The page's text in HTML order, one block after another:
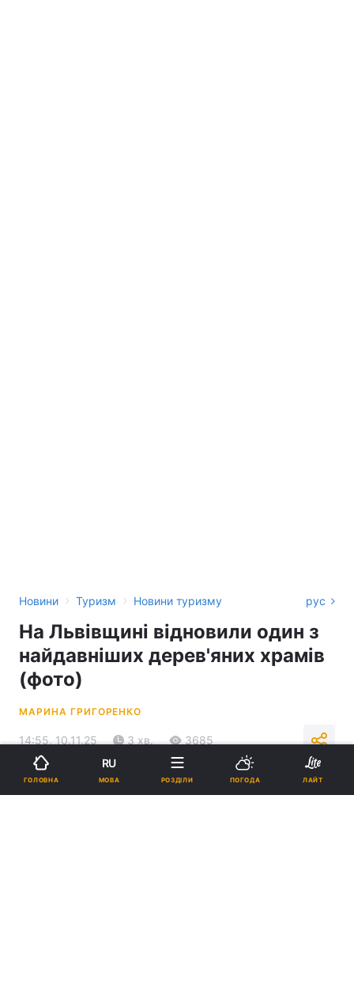
Новини › Туризм › Новини туризму рус
На Львівщині відновили один з
найдавніших дерев'яних храмів
(фото)
МАРИНА ГРИГОРЕНКО
14:55, 10.11.25 3 хв. 3685
Підпишіться на нас в Google
ГОЛОВНА
RU
МОВА РОЗДІЛИ ПОГОДА ЛАЙТ